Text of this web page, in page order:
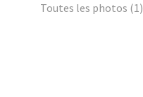
Toutes les photos (1)